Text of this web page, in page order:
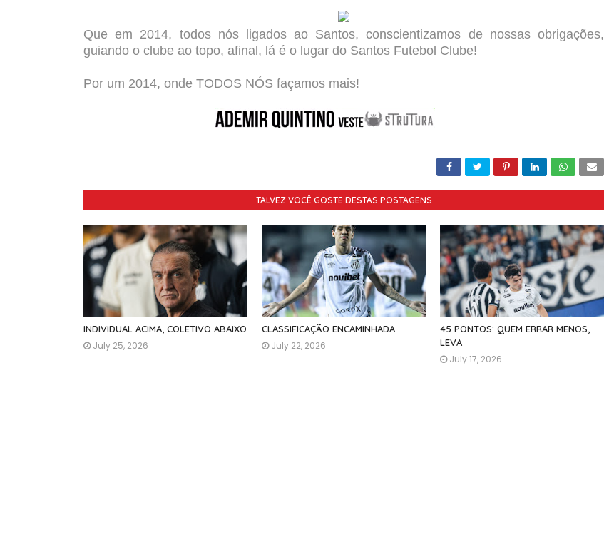
Que em 2014, todos nós ligados ao Santos, conscientizamos de nossas obrigações,
guiando o clube ao topo, afinal, lá é o lugar do Santos Futebol Clube!
Por um 2014, onde TODOS NÓS façamos mais!
TALVEZ VOCÊ GOSTE DESTAS POSTAGENS
INDIVIDUAL ACIMA, COLETIVO ABAIXO
July 25, 2026
CLASSIFICAÇÃO ENCAMINHADA
July 22, 2026
45 PONTOS: QUEM ERRAR MENOS,
LEVA
July 17, 2026